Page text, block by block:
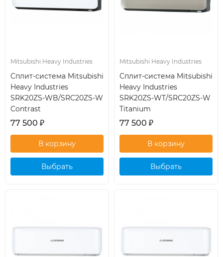
Mitsubishi Heavy Industries
Сплит-система Mitsubishi
Heavy Industries
SRK20ZS-WB/SRC20ZS-W
Contrast
77 500 ₽
Выбрать
Mitsubishi Heavy Industries
Сплит-система Mitsubishi
Heavy Industries
SRK20ZS-WT/SRC20ZS-W
Titanium
77 500 ₽
Выбрать